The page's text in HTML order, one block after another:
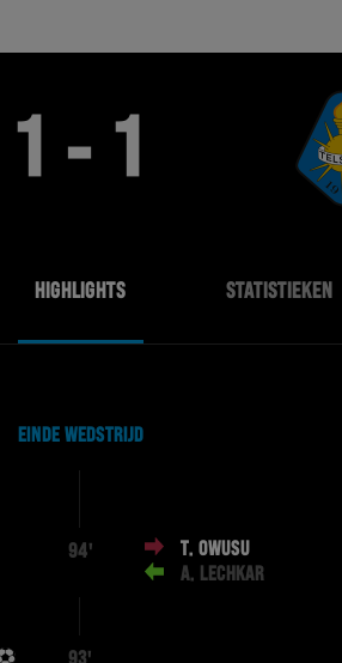
1 - 1
HIGHLIGHTS STATISTIEKEN
EINDE WEDSTRIJD
94'
T. OWUSU
A. LECHKAR